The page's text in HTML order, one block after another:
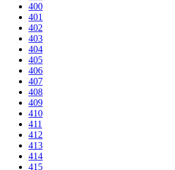
400
401
402
403
404
405
406
407
408
409
410
411
412
413
414
415